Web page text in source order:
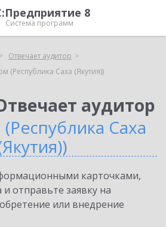
8
Система программ
Отвечает аудитор
(Республика Саха (Якутия))
аудитор
Саха
карточками,
отправьте заявку на
или внедрение